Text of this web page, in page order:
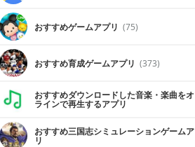
おすすめゲームアプリ (75)
おすすめ育成ゲームアプリ (373)
おすすめダウンロードした音楽・楽曲を
ラインで再生するアプリ
おすすめ三国志シミュレーションゲーム
リ